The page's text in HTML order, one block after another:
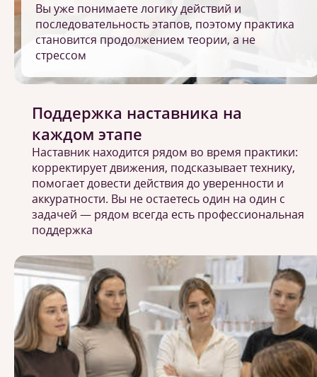
Вы уже понимаете логику действий и
последовательность этапов, поэтому практика
становится продолжением теории, а не
стрессом
Поддержка наставника на
каждом этапе
Наставник находится рядом во время практики:
корректирует движения, подсказывает технику,
помогает довести действия до уверенности и
аккуратности. Вы не остаетесь один на один с
задачей — рядом всегда есть профессиональная
поддержка